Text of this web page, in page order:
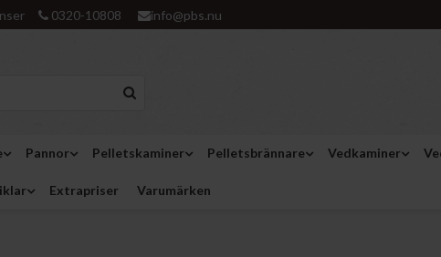
0320-10808 info@pbs.nu
Pannor Pelletskaminer Pelletsbrännare Vedkaminer
Extrapriser Varumärken